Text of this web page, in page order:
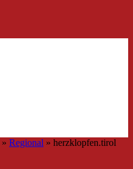
» Regional » herzklopfen.tirol